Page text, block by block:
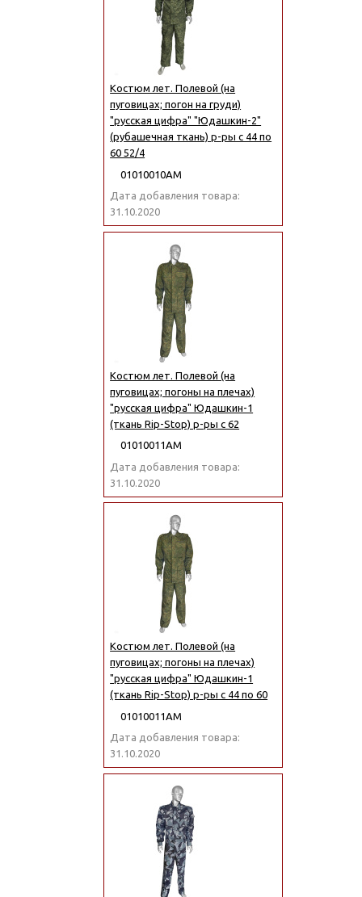
Костюм лет. Полевой (на
пуговицах; погон на груди)
"русская цифра" "Юдашкин-2"
(рубашечная ткань) р-ры с 44 по
60 52/4
01010010АМ
Дата добавления товара:
31.10.2020
Костюм лет. Полевой (на
пуговицах; погоны на плечах)
"русская цифра" Юдашкин-1
(ткань Rip-Stop) р-ры с 62
01010011АМ
Дата добавления товара:
31.10.2020
Костюм лет. Полевой (на
пуговицах; погоны на плечах)
"русская цифра" Юдашкин-1
(ткань Rip-Stop) р-ры с 44 по 60
01010011АМ
Дата добавления товара:
31.10.2020